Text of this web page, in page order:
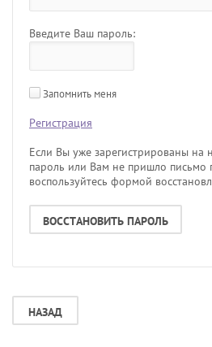
Введите Ваш пароль:
Запомнить меня
Регистрация
Если Вы уже зарегистрированы на
пароль или Вам не пришло письмо
воспользуйтесь формой
ВОССТАНОВИТЬ ПАРОЛЬ
НАЗАД